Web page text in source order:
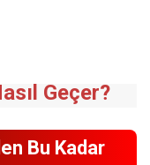
Geçer?
Bu Kadar